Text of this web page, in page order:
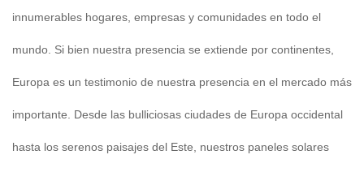
innumerables hogares, empresas y comunidades en todo el
mundo. Si bien nuestra presencia se extiende por continentes,
Europa es un testimonio de nuestra presencia en el mercado más
importante. Desde las bulliciosas ciudades de Europa occidental
hasta los serenos paisajes del Este, nuestros paneles solares